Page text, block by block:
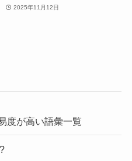
2025年11月12日
度が高い語彙一覧